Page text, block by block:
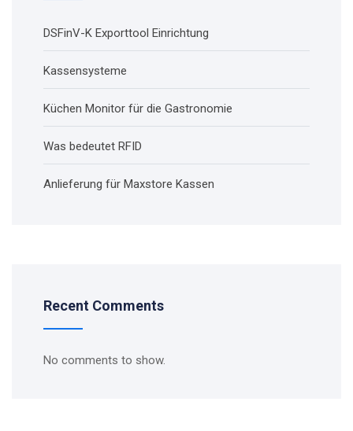
DSFinV-K Exporttool Einrichtung
Kassensysteme
Küchen Monitor für die Gastronomie
Was bedeutet RFID
Anlieferung für Maxstore Kassen
Recent Comments
No comments to show.